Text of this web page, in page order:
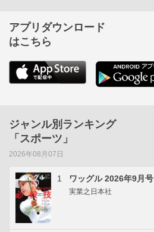
アプリダウンロード
はこちら
ジャンル別ランキング
「スポーツ」
2026年08月07日
1 ワッグル 2026年9月号
実業之日本社